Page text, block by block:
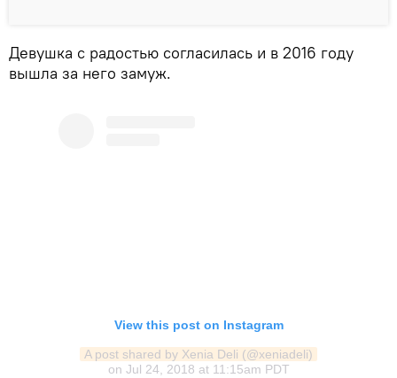
Девушка с радостью согласилась и в 2016 году
вышла за него замуж.
View this post on Instagram
A post shared by Xenia Deli (@xeniadeli)
on Jul 24, 2018 at 11:15am PDT